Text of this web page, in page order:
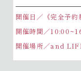
開催日／《完全予約
開催時間／
開催場所／and